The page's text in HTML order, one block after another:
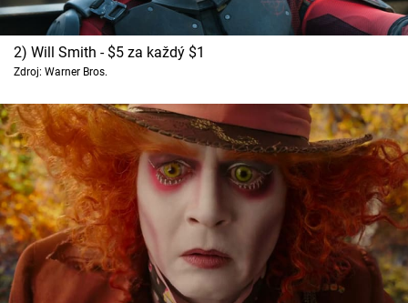
2) Will Smith - $5 za každý $1
Zdroj: Warner Bros.